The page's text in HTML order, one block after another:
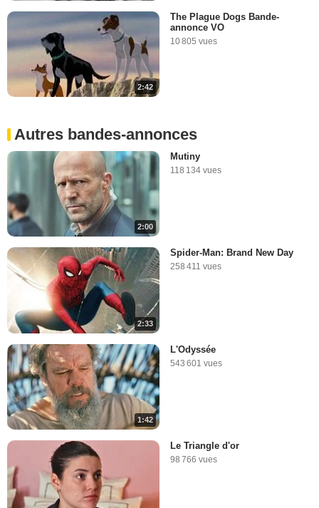
2:42
The Plague Dogs Bande-
annonce VO
10 805 vues
Autres bandes-annonces
2:00
Mutiny
118 134 vues
2:33
Spider-Man: Brand New Day
258 411 vues
1:42
L'Odyssée
543 601 vues
Le Triangle d'or
98 766 vues